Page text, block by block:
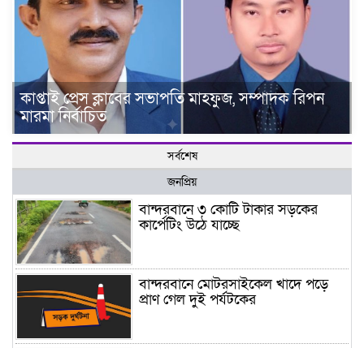
কাপ্তাই প্রেস ক্লাবের সভাপতি মাহফুজ, সম্পাদক রিপন
মারমা নির্বাচিত
সর্বশেষ
জনপ্রিয়
বান্দরবানে ৩ কোটি টাকার সড়কের
কার্পেটিং উঠে যাচ্ছে
বান্দরবানে মোটরসাইকেল খাদে পড়ে
প্রাণ গেল দুই পর্যটকের